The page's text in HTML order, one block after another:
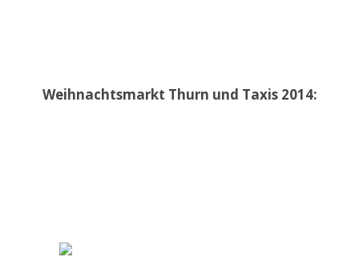
Weihnachtsmarkt Thurn und Taxis 2014: